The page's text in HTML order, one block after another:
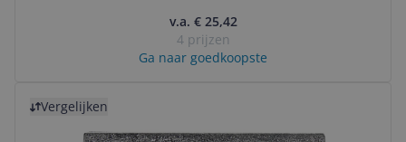
v.a. € 25,42
4 prijzen
Ga naar goedkoopste
Vergelijken